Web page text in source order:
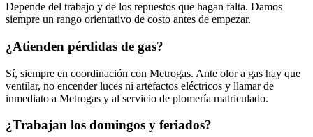
Depende del trabajo y de los repuestos que hagan falta. Damos
siempre un rango orientativo de costo antes de empezar.
¿Atienden pérdidas de gas?
Sí, siempre en coordinación con Metrogas. Ante olor a gas hay que
ventilar, no encender luces ni artefactos eléctricos y llamar de
inmediato a Metrogas y al servicio de plomería matriculado.
¿Trabajan los domingos y feriados?